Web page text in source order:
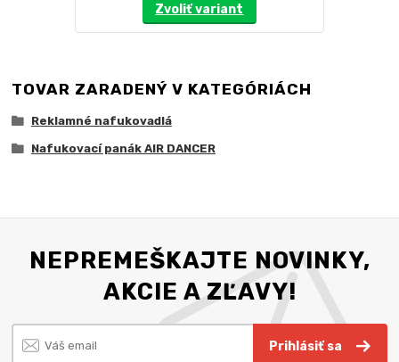
Zvoliť variant
TOVAR ZARADENÝ V KATEGÓRIÁCH
Reklamné nafukovadlá
Nafukovací panák AIR DANCER
NEPREMEŠKAJTE NOVINKY,
AKCIE A ZĽAVY!
Prihlásiť sa